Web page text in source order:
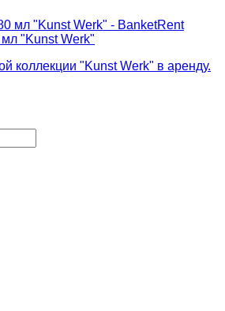
"Kunst Werk"
коллекции "Kunst Werk" в аренду.